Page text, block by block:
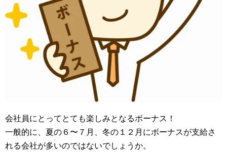
会社員にとってとても楽しみとなるボーナス！
一般的に、夏の６〜７月、冬の１２月にボーナスが支給さ
れる会社が多いのではないでしょうか。